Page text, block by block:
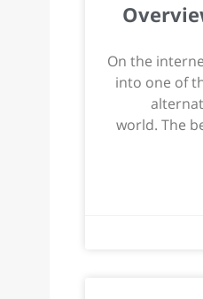
On the
into one of
world. The